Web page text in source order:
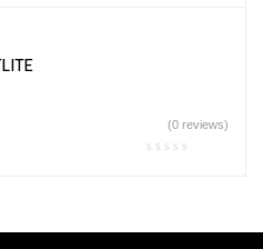
(0 reviews)